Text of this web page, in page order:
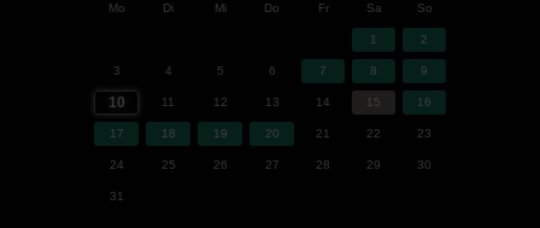
Mo Di Mi Do Fr Sa So
1 2
3 4 5 6 7 8 9
10 11 12 13 14 15 16
17 18 19 20 21 22 23
24 25 26 27 28 29 30
31